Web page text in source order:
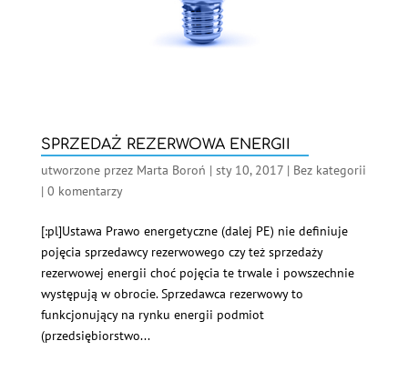
SPRZEDAŻ REZERWOWA ENERGII
utworzone przez Marta Boroń | sty 10, 2017| Bez kategorii
| 0 komentarzy
[:pl]Ustawa Prawo energetyczne (dalej PE) nie definiuje
pojęcia sprzedawcy rezerwowego czy też sprzedaży
rezerwowej energii choć pojęcia te trwale i powszechnie
występują w obrocie. Sprzedawca rezerwowy to
funkcjonujący na rynku energii podmiot
(przedsiębiorstwo...